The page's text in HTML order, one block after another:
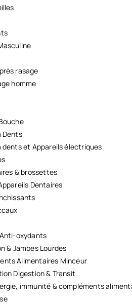
rasage
homme
Dents
dents et Appareils électriques
& brossettes
Dentaires
oxydants
& Jambes Lourdes
Alimentaires Minceur
Digestion & Transit
immunité & compléments